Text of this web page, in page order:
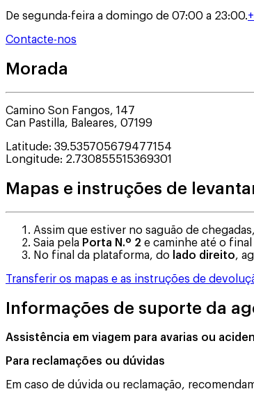
De segunda-feira a domingo de 07:00 a 23:00.
Contacte-nos
Morada
Camino Son Fangos, 147
Can Pastilla, Baleares, 07199
Latitude: 39.535705679477154
Longitude: 2.730855515369301
Mapas e instruções de
Assim que estiver no saguão de
Saia pela Porta N.º 2 e caminhe até o
No final da plataforma, do
lado direito,
Transferir os mapas e as instruções de
Informações de suporte da
Assistência em viagem para avarias ou
Para reclamações ou dúvidas
Em caso de dúvida ou reclamação,